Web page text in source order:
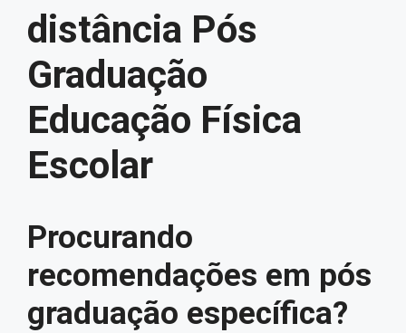
distância Pós
Graduação
Educação Física
Escolar
Procurando
recomendações em pós
graduação específica?